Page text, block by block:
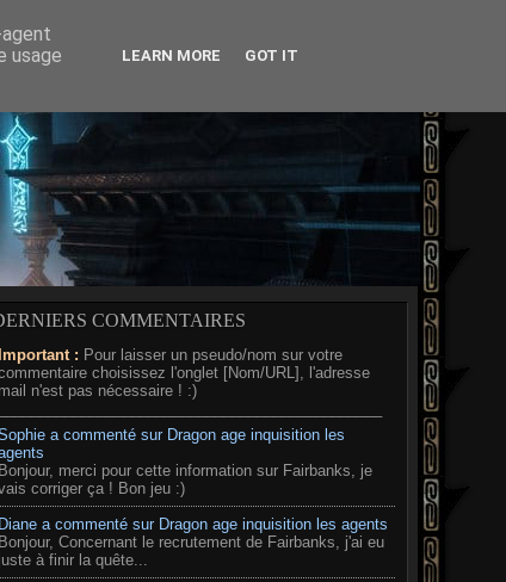
MÉDIAS
COMMENTAIRES
: Pour laisser un pseudo/nom sur votre
choisissez l'onglet [Nom/URL], l'adresse
mail n'est pas nécessaire ! :)
a commenté sur Dragon age inquisition les
Bonjour, merci pour cette information sur Fairbanks, je
corriger ça ! Bon jeu :)
Diane a commenté sur Dragon age inquisition les agents
Bonjour, Concernant le recrutement de Fairbanks, j'ai eu
juste à finir la quête...
usage
LEARN MORE GOT IT